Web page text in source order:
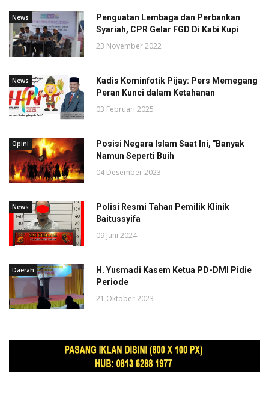
News
Penguatan Lembaga dan Perbankan
Syariah, CPR Gelar FGD Di Kabi Kupi
23 November 2022
News
Kadis Kominfotik Pijay: Pers Memegang
Peran Kunci dalam Ketahanan
03 Februari 2025
Opini
Posisi Negara Islam Saat Ini, "Banyak
Namun Seperti Buih
04 Desember 2023
News
Polisi Resmi Tahan Pemilik Klinik
Baitussyifa
09 Juni 2024
Daerah
H. Yusmadi Kasem Ketua PD-DMI Pidie
Periode
21 Oktober 2023